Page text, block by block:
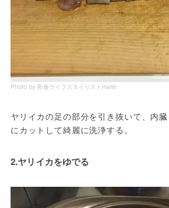
Photo by 和食ライフスタイリストmarie
ヤリイカの足の部分を引き抜いて、内
にカットして綺麗に洗浄する。
2.ヤリイカをゆでる